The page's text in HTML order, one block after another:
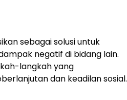
sebagai solusi untuk
negatif di bidang lain.
langkah yang
dan keadilan sosial.